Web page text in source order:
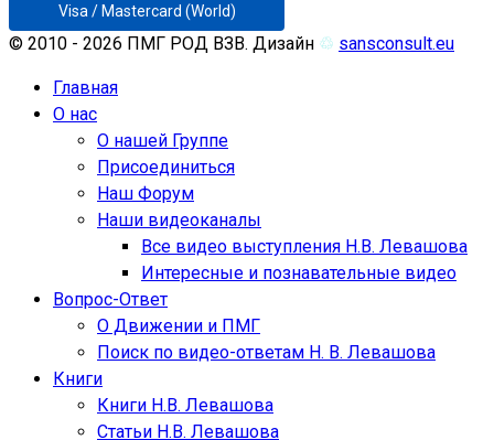
Visa / Mastercard (World)
© 2010 - 2026 ПМГ РОД ВЗВ. Дизайн ♲ sansconsult.eu
Главная
О нас
О нашей Группе
Присоединиться
Наш Форум
Наши видеоканалы
Все видео выступления Н.В. Левашова
Интересные и познавательные видео
Вопрос-Ответ
О Движении и ПМГ
Поиск по видео-ответам Н. В. Левашова
Книги
Книги Н.В. Левашова
Статьи Н.В. Левашова